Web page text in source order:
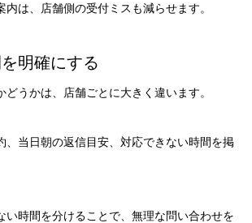
内は、店舗側の受付ミスも減らせます。
明確にする
どうかは、店舗ごとに大きく違います。
、当日朝の返信目安、対応できない時間を掲
い時間を分けることで、無理な問い合わせを